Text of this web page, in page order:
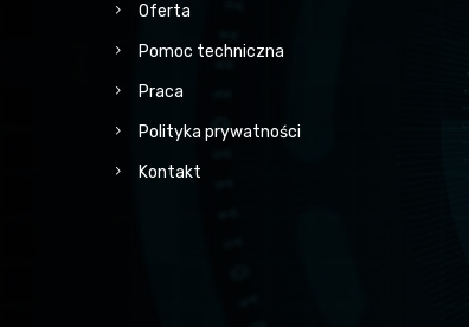
Oferta
Pomoc techniczna
Praca
Polityka prywatności
Kontakt